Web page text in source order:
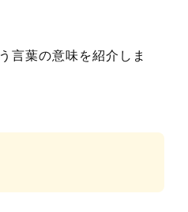
言葉の意味を紹介しま